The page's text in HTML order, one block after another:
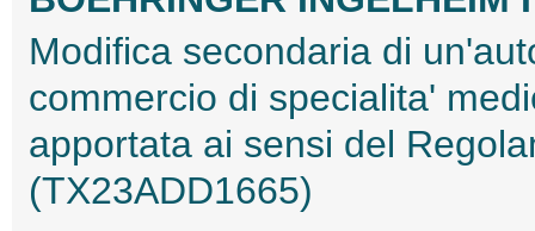
Modifica secondaria di
commercio di specialita'
apportata ai sensi del
(TX23ADD1665)